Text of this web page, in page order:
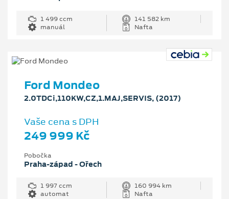
1 499 ccm
141 582 km
manuál
Nafta
Ford Mondeo
2.0TDCi,110KW,CZ,1.MAJ,SERVIS, (2017)
Vaše cena s DPH
249 999 Kč
Pobočka
Praha-západ - Ořech
1 997 ccm
160 994 km
automat
Nafta